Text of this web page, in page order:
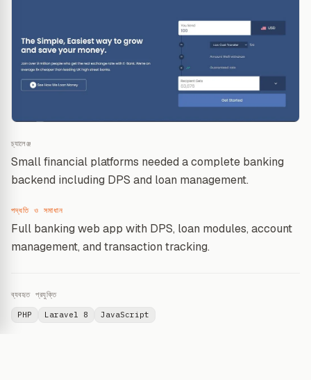
চ্যালেঞ্জ
Small financial platforms needed a complete banking
backend including DPS and loan management.
পদ্ধতি ও সমাধান
Full banking web app with DPS, loan modules, account
management, and transaction tracking.
ব্যবহৃত প্রযুক্তি
PHP Laravel 8 JavaScript